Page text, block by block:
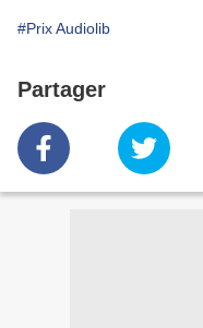
#Prix Audiolib
Partager